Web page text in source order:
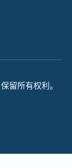
留所有权利。